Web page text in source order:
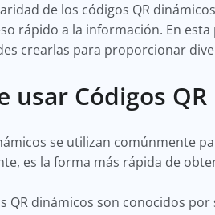
de los códigos QR
rápido a la información. En
crearlas para proporcionar
usar Códigos
se utilizan comúnmente
es la forma más rápida de
QR dinámicos son conocidos